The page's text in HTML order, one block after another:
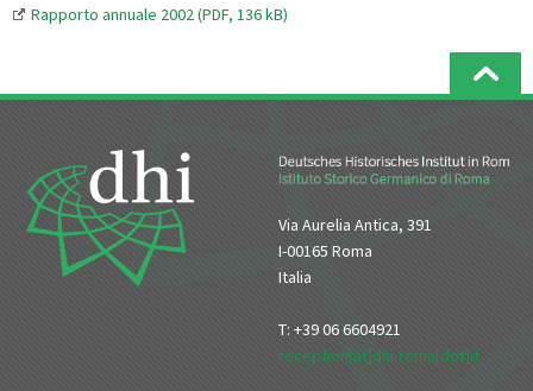
Rapporto annuale 2002 (PDF, 136 kB)
Via Aurelia Antica, 391
I-00165 Roma
Italia
T: +39 06 6604921
reception[at]dhi-roma[dot]it